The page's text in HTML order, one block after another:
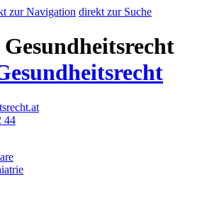
zur Navigation direkt zur Suche
44